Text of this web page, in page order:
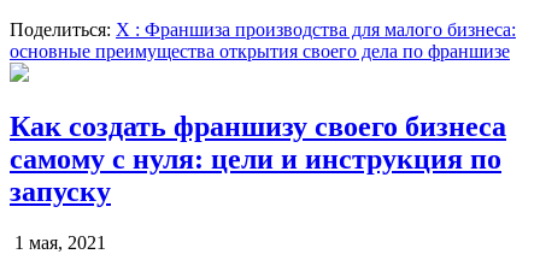
Поделиться: X : Франшиза производства для малого бизнеса:
основные преимущества открытия своего дела по франшизе
Как создать франшизу своего бизнеса
самому с нуля: цели и инструкция по
запуску
1 мая, 2021